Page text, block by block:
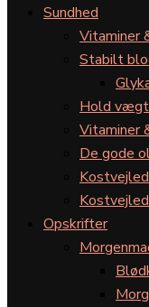
Sundhed
Vitaminer
Stabilt
Hold
Vitaminer
De gode
Opskrifter